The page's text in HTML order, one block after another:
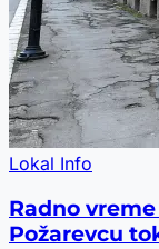
Lokal Info
Radno
Požarevcu